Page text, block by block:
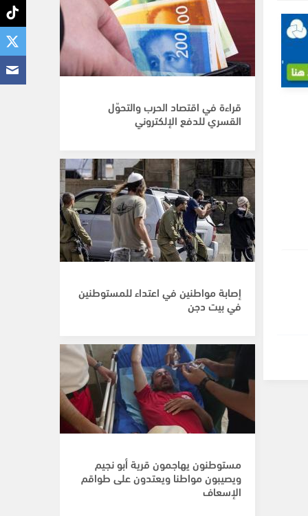
قراءة في اقتصاد الحرب والتحوّل
القسري للدفع الإلكتروني
إصابة مواطنين في اعتداء للمستوطنين
في بيت دجن
مستوطنون يهاجمون قرية أبو نجيم
ويصيبون مواطنا ويعتدون على طواقم
الإسعاف